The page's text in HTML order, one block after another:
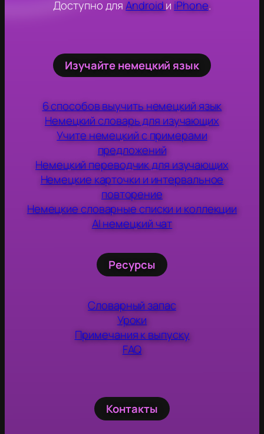
Доступно дляAndroidи iPhone.
Изучайте немецкий язык
6 способов выучить немецкий язык
Немецкий словарь для изучающих
Учите немецкий с примерами
предложений
Немецкий переводчик для изучающих
Немецкие карточки и интервальное
повторение
Немецкие словарные списки и коллекции
AI немецкий чат
Ресурсы
Словарный запас
Уроки
Примечания к выпуску
FAQ
Контакты